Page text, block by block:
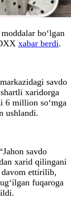
bo‘lgan
xabar berdi.
savdo
xaridorga
6 million so‘mga
ushlandi.
savdo
xarid qilingani
davom ettirilib,
fuqaroga